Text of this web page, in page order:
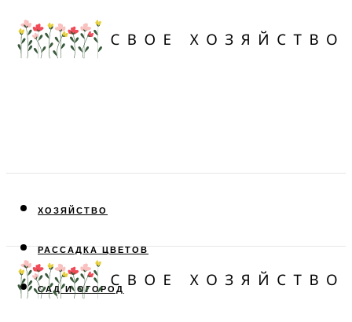
ХОЗЯЙСТВО
РАССАДКА ЦВЕТОВ
САД И ОГОРОД